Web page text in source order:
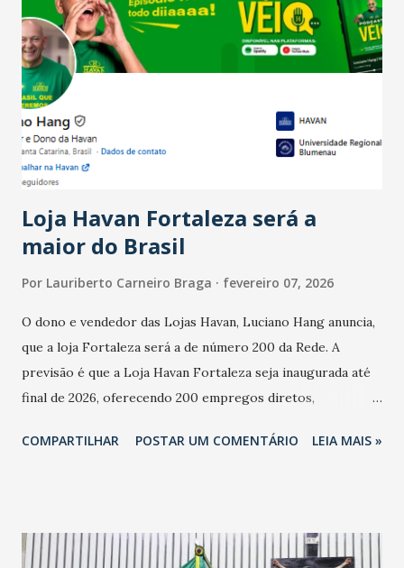
país tem a menor taxa de desemprego dos anos recentes.
Ainda segundo a Pesquisa, em novembro de 2025, 40% dos
bares e restaurantes operaram com lucro e outros 40%
registraram equilíbrio financeiro. Já o percentual de
estabelecimentos no prejuízo ficou em 19%, pouco abaixo
do observado no mês anterior. Outros 1% não existiam em
novembro. Em relação a outubro, o faturamento também
Loja Havan Fortaleza será a
maior do Brasil
Por Lauriberto Carneiro Braga fevereiro 07, 2026
O dono e vendedor das Lojas Havan, Luciano Hang anuncia,
que a loja Fortaleza será a de número 200 da Rede. A
previsão é que a Loja Havan Fortaleza seja inaugurada até
final de 2026, oferecendo 200 empregos diretos,
Havan Fortaleza ainda não foi anunciada oficialmente, mas
COMPARTILHAR POSTAR UM COMENTÁRIO LEIA MAIS »